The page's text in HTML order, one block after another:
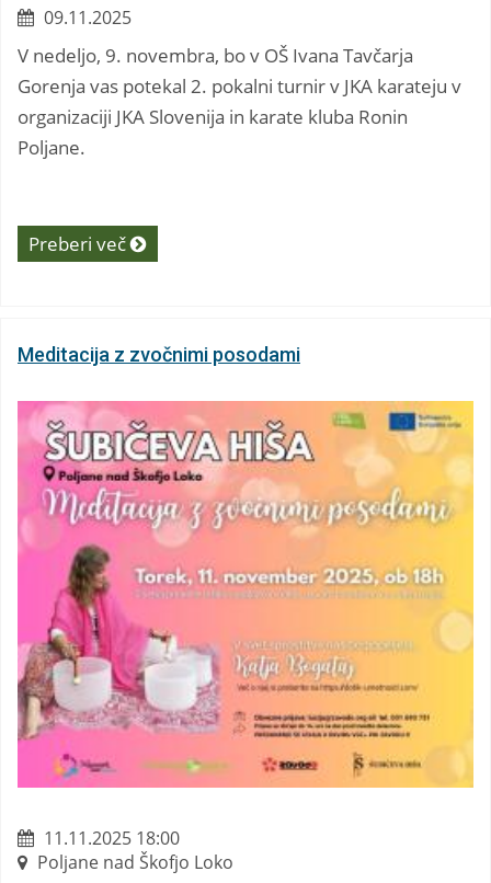
09.11.2025
V nedeljo, 9. novembra, bo v OŠ Ivana Tavčarja
Gorenja vas potekal 2. pokalni turnir v JKA karateju v
organizaciji JKA Slovenija in karate kluba Ronin
Poljane.
Preberi več
Meditacija z zvočnimi posodami
11.11.2025 18:00
Poljane nad Škofjo Loko